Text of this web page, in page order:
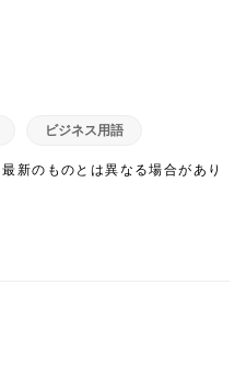
ビジネス用語
新のものとは異なる場合があり